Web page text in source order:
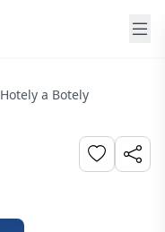
Hotely a Botely